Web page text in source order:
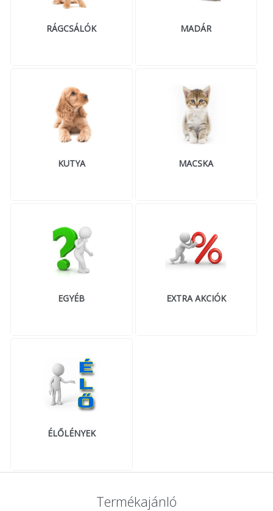
RÁGCSÁLÓK MADÁR
KUTYA MACSKA
EGYÉB EXTRA AKCIÓK
ÉLŐLÉNYEK
Termékajánló